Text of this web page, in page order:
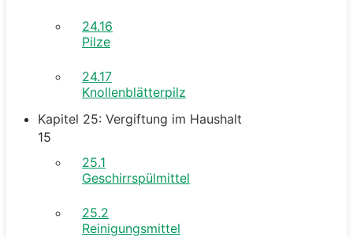
24.16
Pilze
24.17
Knollenblätterpilz
Kapitel 25: Vergiftung im Haushalt
15
25.1
Geschirrspülmittel
25.2
Reinigungsmittel